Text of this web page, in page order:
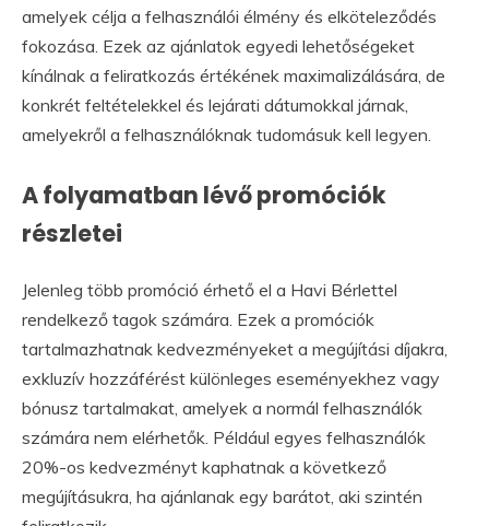
amelyek célja a felhasználói élmény és elköteleződés
fokozása. Ezek az ajánlatok egyedi lehetőségeket
kínálnak a feliratkozás értékének maximalizálására, de
konkrét feltételekkel és lejárati dátumokkal járnak,
amelyekről a felhasználóknak tudomásuk kell legyen.
A folyamatban lévő promóciók
részletei
Jelenleg több promóció érhető el a Havi Bérlettel
rendelkező tagok számára. Ezek a promóciók
tartalmazhatnak kedvezményeket a megújítási díjakra,
exkluzív hozzáférést különleges eseményekhez vagy
bónusz tartalmakat, amelyek a normál felhasználók
számára nem elérhetők. Például egyes felhasználók
20%-os kedvezményt kaphatnak a következő
megújításukra, ha ajánlanak egy barátot, aki szintén